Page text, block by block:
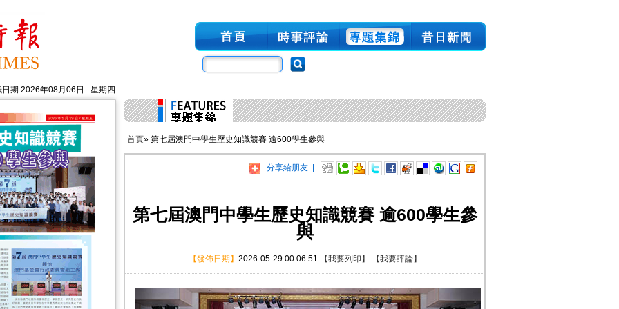
日期:2026年08月06日 星期四
首頁» 第七屆澳門中學生歷史知識競賽 逾600學生參與
分享給朋友 |
第七屆澳門中學生歷史知識競賽 逾600學生參
與
【發佈日期】 2026-05-29 00:06:51 【我要列印】 【我要評論】